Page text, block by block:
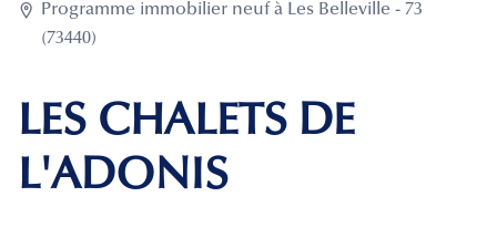

Programme immobilier neuf à Les Belleville - 73
(73440)
LES CHALETS DE
L'ADONIS